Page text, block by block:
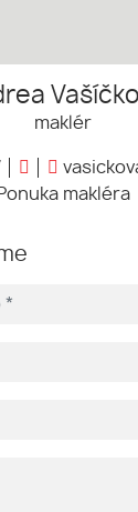
maklér
makléra